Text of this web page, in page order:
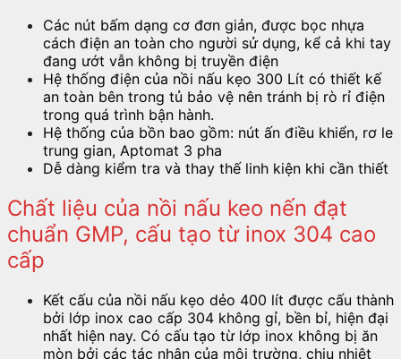
Các nút bấm dạng cơ đơn giản, được bọc nhựa
cách điện an toàn cho người sử dụng, kể cả khi tay
đang ướt vẫn không bị truyền điện
Hệ thống điện của nồi nấu kẹo 300 Lít có thiết kế
an toàn bên trong tủ bảo vệ nên tránh bị rò rỉ điện
trong quá trình bận hành.
Hệ thống của bồn bao gồm: nút ấn điều khiển, rơ le
trung gian, Aptomat 3 pha
Dễ dàng kiểm tra và thay thế linh kiện khi cần thiết
Chất liệu của nồi nấu keo nến đạt
chuẩn GMP, cấu tạo từ inox 304 cao
cấp
Kết cấu của nồi nấu kẹo dẻo 400 lít được cấu thành
bởi lớp inox cao cấp 304 không gỉ, bền bỉ, hiện đại
nhất hiện nay. Có cấu tạo từ lớp inox không bị ăn
mòn bởi các tác nhân của môi trường, chịu nhiệt